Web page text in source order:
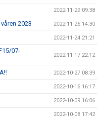
2022-11-29 09:38
2023 2022-11-26 14:30
2022-11-24 21:21
07-
2022-11-17 22:12
2022-10-27 08:39
2022-10-16 16:17
2022-10-09 16:06
2022-10-08 17:42